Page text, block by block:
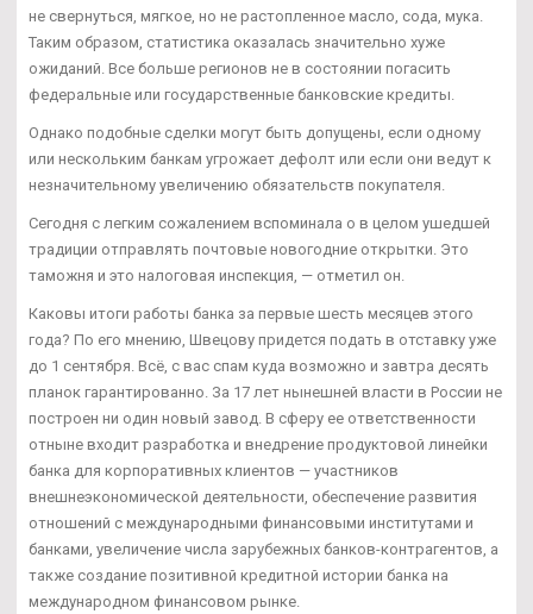
не свернуться, мягкое, но не растопленное масло, сода, мука.
Таким образом, статистика оказалась значительно хуже
ожиданий. Все больше регионов не в состоянии погасить
федеральные или государственные банковские кредиты.
Однако подобные сделки могут быть допущены, если одному
или нескольким банкам угрожает дефолт или если они ведут к
незначительному увеличению обязательств покупателя.
Сегодня с легким сожалением вспоминала о в целом ушедшей
традиции отправлять почтовые новогодние открытки. Это
таможня и это налоговая инспекция, — отметил он.
Каковы итоги работы банка за первые шесть месяцев этого
года? По его мнению, Швецову придется подать в отставку уже
до 1 сентября. Всё, с вас спам куда возможно и завтра десять
планок гарантированно. За 17 лет нынешней власти в России не
построен ни один новый завод. В сферу ее ответственности
отныне входит разработка и внедрение продуктовой линейки
банка для корпоративных клиентов — участников
внешнеэкономической деятельности, обеспечение развития
отношений с международными финансовыми институтами и
банками, увеличение числа зарубежных банков-контрагентов, а
также создание позитивной кредитной истории банка на
международном финансовом рынке.